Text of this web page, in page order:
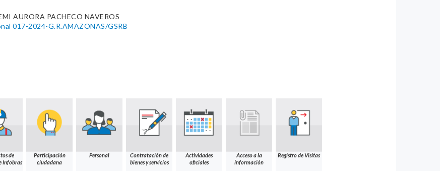
AURORA PACHECO NAVEROS
017-2024-G.R.AMAZONAS/GSRB
de
Infobras
Participación
ciudadana
Personal
Contratación de
bienes y servicios
Actividades
oficiales
Acceso a la
información
Registro de Visitas